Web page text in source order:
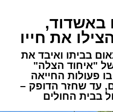
באשדוד,
את חייו
פתאום בביתו ואיבד את
"איחוד הצלה"
פעולות החייאה
עד שחזר הדופק –
בבית החולים